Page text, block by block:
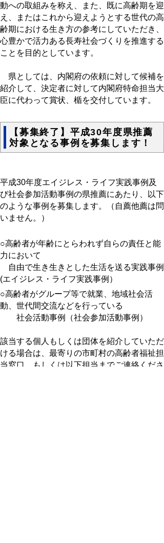
動への取組みを称え、また、既に高齢期を迎
え、またはこれから迎えようとする世代の高
齢期における生き方の参考にしていただき、
心豊かで活力ある長寿社会づくりを推進する
ことを目的としています。
県としては、内閣府の依頼に対して候補を
紹介して、決定者に対して内閣府特命担当大
臣に代わって賞状、楯を交付しています。
【募集終了】平成30年度県推薦
対象となる事例を募集します！
平成30年度エイジレス・ライフ実践事例及
び社会参加活動事例の県推薦にあたり、以下
のような事例を募集します。（自薦他薦は問
いません。）
○高齢者が年齢にとらわれず自らの責任と能
力において
自由で生き生きとした生活を送る実践事例
(エイジレス・ライフ実践事例）
○高齢者がグループ等で就業、地域社会活
動、世代間交流などを行っている
社会活動事例（社会参加活動事例）
該当する個人もしくは団体を紹介していただ
ける場合は、最寄りの市町村の高齢者福祉担
当窓口、もしくは以下担当までご連絡くださ